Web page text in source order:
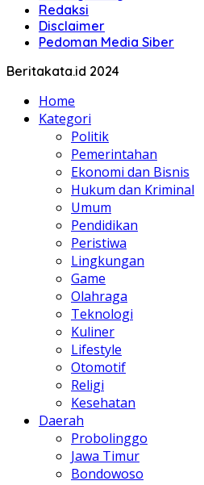
Redaksi
Disclaimer
Pedoman Media Siber
Beritakata.id 2024
Home
Kategori
Politik
Pemerintahan
Ekonomi dan Bisnis
Hukum dan Kriminal
Umum
Pendidikan
Peristiwa
Lingkungan
Game
Olahraga
Teknologi
Kuliner
Lifestyle
Otomotif
Religi
Kesehatan
Daerah
Probolinggo
Jawa Timur
Bondowoso